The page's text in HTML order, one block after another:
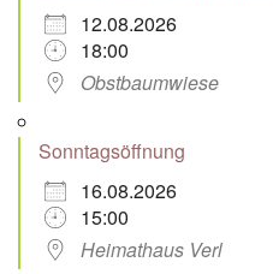
12.08.2026
18:00
Obstbaumwiese
Sonntagsöffnung
16.08.2026
15:00
Heimathaus Verl